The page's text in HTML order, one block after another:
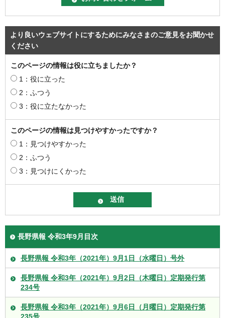
より良いウェブサイトにするためにみなさまのご意見をお聞かせ
ください
このページの情報は役に立ちましたか？
1：役に立った
2：ふつう
3：役に立たなかった
このページの情報は見つけやすかったですか？
1：見つけやすかった
2：ふつう
3：見つけにくかった
長野県報 令和3年9月目次
長野県報 令和3年（2021年）9月1日（水曜日）号外
長野県報 令和3年（2021年）9月2日（木曜日）定期発行第
234号
長野県報 令和3年（2021年）9月6日（月曜日）定期発行第
235号